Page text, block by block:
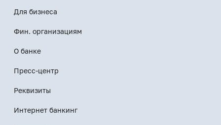
Для бизнеса
Фин. организациям
О банке
Пресс-центр
Реквизиты
Интернет банкинг